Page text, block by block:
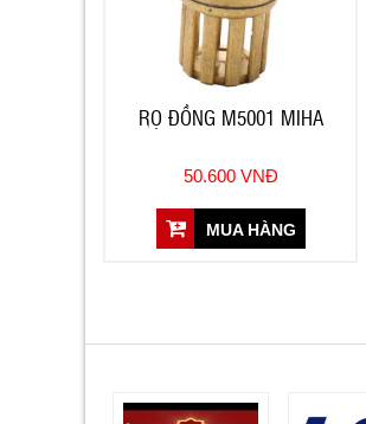
RỌ ĐỒNG M5001 MIHA
50.600 VNĐ
MUA HÀNG